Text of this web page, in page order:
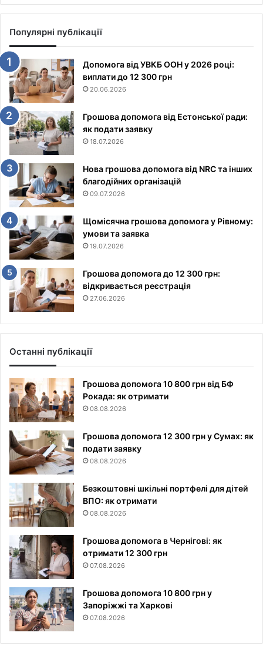
Популярні публікації
Допомога від УВКБ ООН у 2026 році:
виплати до 12 300 грн
20.06.2026
Грошова допомога від Естонської ради:
як подати заявку
18.07.2026
Нова грошова допомога від NRC та інших
благодійних організацій
09.07.2026
Щомісячна грошова допомога у Рівному:
умови та заявка
19.07.2026
Грошова допомога до 12 300 грн:
відкривається реєстрація
27.06.2026
Останні публікації
Грошова допомога 10 800 грн від БФ
Рокада: як отримати
08.08.2026
Грошова допомога 12 300 грн у Сумах: як
подати заявку
08.08.2026
Безкоштовні шкільні портфелі для дітей
ВПО: як отримати
08.08.2026
Грошова допомога в Чернігові: як
отримати 12 300 грн
07.08.2026
Грошова допомога 10 800 грн у
Запоріжжі та Харкові
07.08.2026